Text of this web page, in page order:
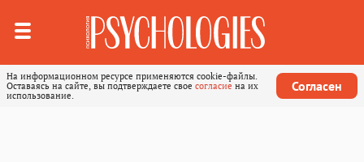
На информационном ресурсе применяются cookie-файлы.
Оставаясь на сайте, вы подтверждаете свое согласие на их
использование.
Согласен